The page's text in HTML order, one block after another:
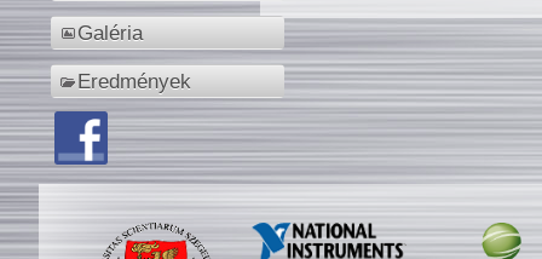
Galéria
Eredmények